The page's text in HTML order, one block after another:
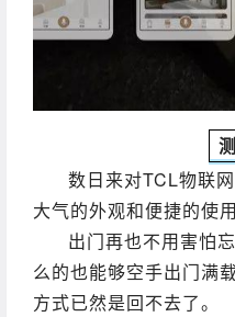
数日来对TCL物联
大气的外观和便捷的使
出门再也不用害怕
么的也能够空手出门满
方式已然是回不去了。